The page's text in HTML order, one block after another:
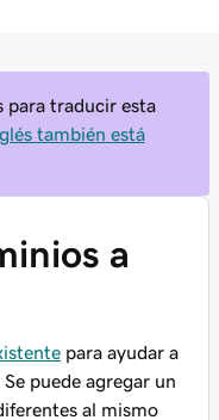
para traducir esta
también está
a
para ayudar a
puede agregar un
al mismo